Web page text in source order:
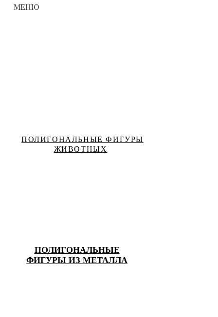
МЕНЮ
ПОЛИГОНАЛЬНЫЕ ФИГУРЫ
ЖИВОТНЫХ
ПОЛИГОНАЛЬНЫЕ
ФИГУРЫ ИЗ МЕТАЛЛА